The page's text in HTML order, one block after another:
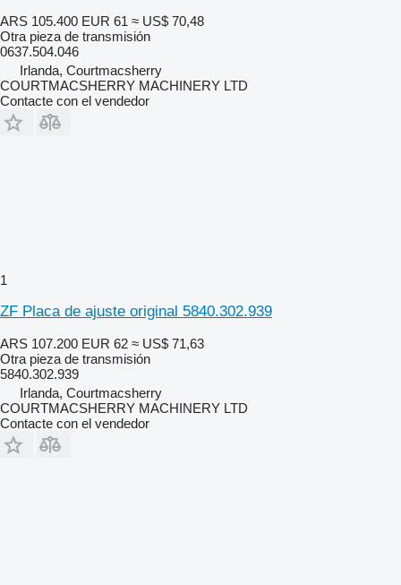
ARS 105.400 EUR 61 ≈ US$ 70,48
Otra pieza de transmisión
0637.504.046
Irlanda, Courtmacsherry
COURTMACSHERRY MACHINERY LTD
Contacte con el vendedor
1
ZF Placa de ajuste original 5840.302.939
ARS 107.200 EUR 62 ≈ US$ 71,63
Otra pieza de transmisión
5840.302.939
Irlanda, Courtmacsherry
COURTMACSHERRY MACHINERY LTD
Contacte con el vendedor